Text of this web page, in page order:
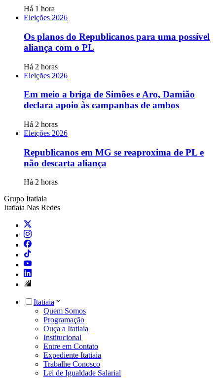
Há 1 hora
Eleições 2026
Os planos do Republicanos para uma possível
aliança com o PL
Há 2 horas
Eleições 2026
Em meio a briga de Simões e Aro, Damião
declara apoio às campanhas de ambos
Há 2 horas
Eleições 2026
Republicanos em MG se reaproxima de PL e
não descarta aliança
Há 2 horas
Grupo Itatiaia
Itatiaia Nas Redes
Itatiaia
Quem Somos
Programação
Ouça a Itatiaia
Institucional
Entre em Contato
Expediente Itatiaia
Trabalhe Conosco
Lei de Igualdade Salarial